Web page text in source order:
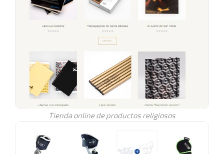
Tienda online de productos religiosos